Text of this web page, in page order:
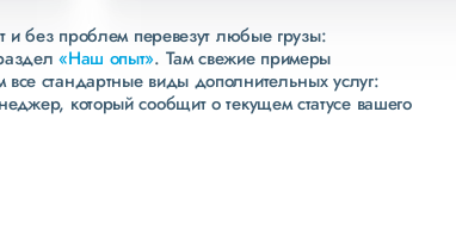
и без проблем перевезут любые грузы:
«Наш опыт». Там свежие примеры
все стандартные виды дополнительных услуг:
который сообщит о текущем статусе вашего